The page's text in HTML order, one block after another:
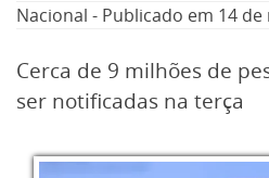
Informe especial
Nacional - Publicado em 14 de
Cerca de 9 milhões de
ser notificadas na terça